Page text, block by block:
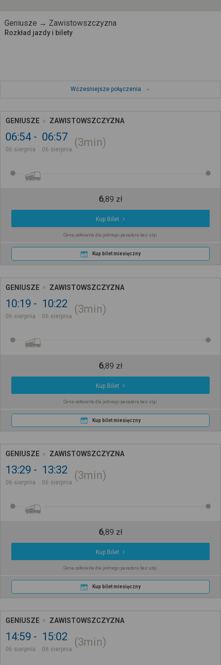
Geniusze → Zawistowszczyzna
Rozkład jazdy i bilety
Wcześniejsze połączenia
GENIUSZE ZAWISTOWSZCZYZNA
06:54
06 sierpnia
06:57
06 sierpnia
3min
6,89 zł
Kup Bilet
Cena całkowita dla jednego pasażera bez ulgi
Kup bilet miesięczny
GENIUSZE ZAWISTOWSZCZYZNA
10:19
06 sierpnia
10:22
06 sierpnia
3min
6,89 zł
Kup Bilet
Cena całkowita dla jednego pasażera bez ulgi
Kup bilet miesięczny
GENIUSZE ZAWISTOWSZCZYZNA
13:29
06 sierpnia
13:32
06 sierpnia
3min
6,89 zł
Kup Bilet
Cena całkowita dla jednego pasażera bez ulgi
Kup bilet miesięczny
GENIUSZE ZAWISTOWSZCZYZNA
14:59
06 sierpnia
15:02
06 sierpnia
3min